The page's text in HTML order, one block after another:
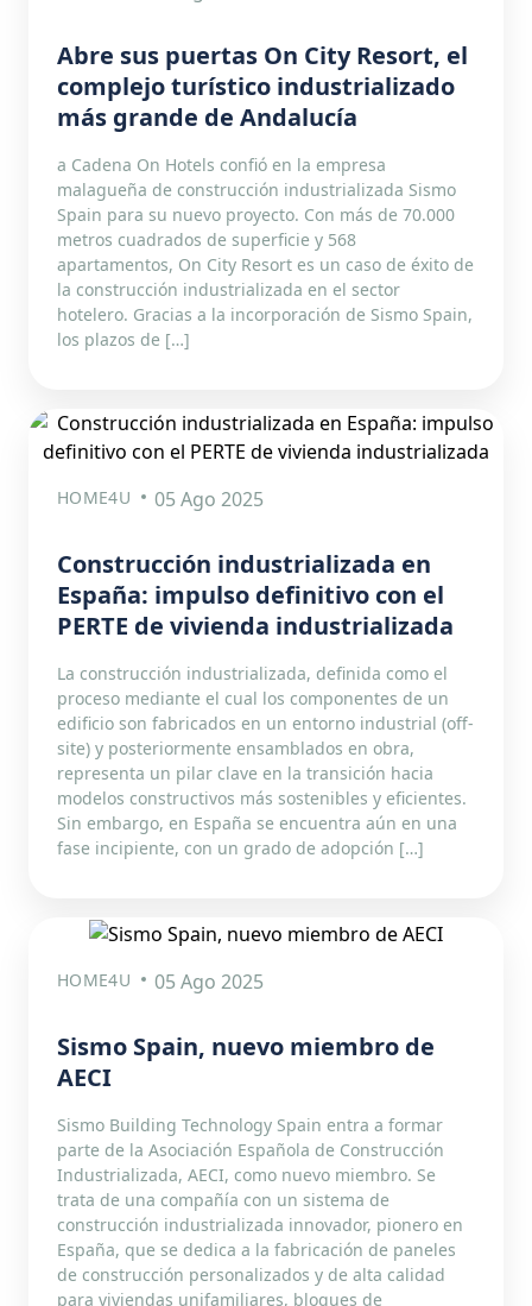
Abre sus puertas On City Resort, el
complejo turístico industrializado
más grande de Andalucía
a Cadena On Hotels confió en la empresa
malagueña de construcción industrializada Sismo
Spain para su nuevo proyecto. Con más de 70.000
metros cuadrados de superficie y 568
apartamentos, On City Resort es un caso de éxito de
la construcción industrializada en el sector
hotelero. Gracias a la incorporación de Sismo Spain,
los plazos de […]
HOME4U 05 Ago 2025
Construcción industrializada en
España: impulso definitivo con el
PERTE de vivienda industrializada
La construcción industrializada, definida como el
proceso mediante el cual los componentes de un
edificio son fabricados en un entorno industrial (off-
site) y posteriormente ensamblados en obra,
representa un pilar clave en la transición hacia
modelos constructivos más sostenibles y eficientes.
Sin embargo, en España se encuentra aún en una
fase incipiente, con un grado de adopción […]
HOME4U 05 Ago 2025
Sismo Spain, nuevo miembro de
AECI
Sismo Building Technology Spain entra a formar
parte de la Asociación Española de Construcción
Industrializada, AECI, como nuevo miembro. Se
trata de una compañía con un sistema de
construcción industrializada innovador, pionero en
España, que se dedica a la fabricación de paneles
de construcción personalizados y de alta calidad
para viviendas unifamiliares, bloques de